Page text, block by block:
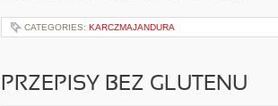
CATEGORIES: KARCZMAJANDURA
PRZEPISY BEZ GLUTENU